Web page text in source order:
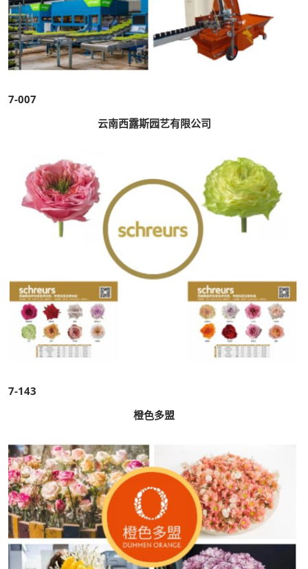
7-007
云南西露斯园艺有限公司
7-143
橙色多盟